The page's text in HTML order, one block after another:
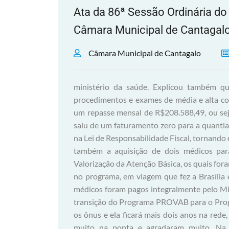
Ata da 86ª Sessão Ordinária
Câmara Municipal de
Câmara Municipal de Cantagalo
ministério da saúde. Explicou também que, hoje o município tem um teto para gastar com procedimentos e exames de média e alta complexidade e, que a partir desse ano o município tem um repasse mensal de R$208.588,49, ou seja, o município teve um incremento de receita mensal, saiu de um faturamento zero para a quantia acima citada, isso dará R$2.499.000,00, que incidiram na Lei de Responsabilidade Fiscal, tornando essa balança mais favorável para o governo. Comentou também a aquisição de dois médicos para o município através do PROVAB – Programa de Valorização da Atenção Básica, os quais foram disponibilizados, depois de ele inscrever o município no programa, em viagem que fez a Brasília e, que de março de 2013 a março de 2014, esses dois médicos foram pagos integralmente pelo Ministério da Saúde, inclusive, uma das médicas fez uma transição do Programa PROVAB para o Programa Mais Médico e, o ministério vai arcar com todos os ônus e ela ficará mais dois anos na rede, em sua opinião isso foi um ganho, pois elas ajudaram muito na ponta e agradaram muito. Na sequência, o secretário comentou as licitações de medicamento, dizendo que há três tipos de medicamento do ABC Farma, que são os medicamentos genéricos, similar e o ético, explicando cada um deles, pois há os três tipos na licitação. Disse que se em dezembro de 2012 ele comprasse um medicamento genérico de dez reais, teria 52% de desconto e ele pagaria quatro e oitenta, o similar um pouco mais e o ético um pouco mais, porque ele sai mais. Fizeram um pregão no mês de setembro de 2013, isso foi até um fator de questionamento, porque aumentou muito o valor do medicamento, ou seja, estava dispensando a mesma coisa, porém o valor do medicamento estava muito alto e, conseguiram reduzir muito o valor na licitação, reduzindo o valor do genérico em 77%, 80% para o medicamento similar e, 23% para o ético. Disse que, nesse ultimo pregão correu riscos, porque colocou um percentual de descontos muito alto e, as empresas de farmácia não viriam, mas correu o risco porque tinha uma margem de saldo no qual poderia trabalhar o medicamento de urgência, para que as pessoas com câncer ou diabetes não ficassem sem medicamento e, dependendo do prazo estabelecido conseguiria um preço bom. Em fevereiro, na primeira licitação, conseguiu o genérico e o similar e o ético deu deserto, mas já estava com a republicação da licitação na agulha e foi realizada na sexta-feira antes do carnaval, a drogaria de Cordeiro ganhou o ético e, interessante, que nesses anos todos, a primeira farmácia a ganhar o genérico foi a Citifarma de Cantagalo e, crê que os descontos foram bons, que dará para economizar em relação ao custo, isso em relação à licitação de dezembro de 2012. Hoje se fala que está faltando remédio nos postos, é complicado porque quem está trabalhando na ponta tem estabilidade, hoje o funcionário público tem estabilidade e, hoje há uma rotina de abastecimento, então, pode ser que numa quinta tenha faltado o Atenalol, mas o prazo de redistribuição é na segunda, então, se a pessoa que está na ponta tiver o bom senso de falar que acabou, mas que na segunda vai chegar da farmácia central, isso é que falta nas pessoas, mas os postos estão com medicamentos. Comentou que, sobre a demora na autorização de exames se deve ao fato, de que há hoje um controle de avaliação, regulação, ou seja, os exames não são liberados pela ordem de chegada e sim pela ordem de prioridade, como preconizado pelo ministério da saúde. Ressaltou que, pelos percentuais preconizados pelo ministério da saúde para uma população de vinte mil habitantes, que é o caso de Cantagalo, a secretaria de saúde executou, na maioria dos exames, mais do que o dobro desses percentuais preconizados, sabe que o cidadão quer fazer o seu exame, isso é cidadania, ele tem o direito de ir atrás do exame e, ele como gestor, tem o direito de avaliar o exame junto a sua comissão, não está dizendo que a pessoa não vai fazer, mas todas as urgências hoje o hospital faz, a secretaria gasta em média vinte e cinco mil reais com exames só do Hospital de Cantagalo. Comentou também a implantação do SAMU no município, ressaltando que, apenas seis municípios na região serrana vão implementar, sendo Cantagalo, Teresópolis, Petrópolis, Cachoeira de Guapimirim, São José do Rio Preto e Cachoeiras de